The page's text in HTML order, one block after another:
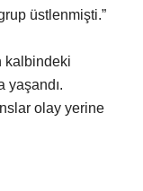
üstlenmişti.”
kalbindeki
yaşandı.
olay yerine